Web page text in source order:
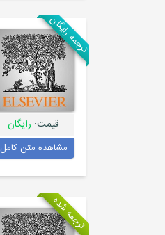
ترجمه رایگان
قیمت: رایگان
مشاهده متن کامل
ترجمه شده